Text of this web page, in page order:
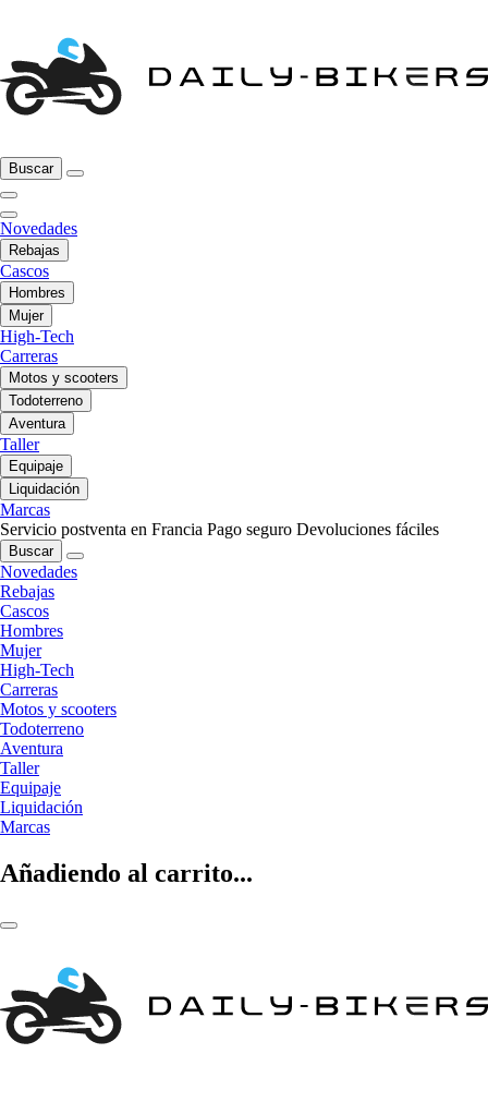
Buscar
Novedades
Rebajas
Cascos
Hombres
Mujer
High-Tech
Carreras
Motos y scooters
Todoterreno
Aventura
Taller
Equipaje
Liquidación
Marcas
Servicio postventa en Francia Pago seguro Devoluciones fáciles
Buscar
Novedades
Rebajas
Cascos
Hombres
Mujer
High-Tech
Carreras
Motos y scooters
Todoterreno
Aventura
Taller
Equipaje
Liquidación
Marcas
Añadiendo al carrito...